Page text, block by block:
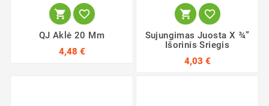
 
QJ Aklė 20 Mm
4,48 €
 
Sujungimas Juosta X ¾”
Išorinis Sriegis
4,03 €